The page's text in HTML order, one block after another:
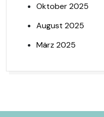
Oktober 2025
August 2025
März 2025